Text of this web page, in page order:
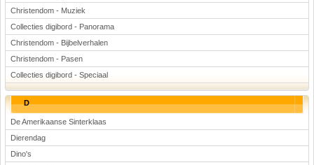
Christendom - Muziek
Collecties digibord - Panorama
Christendom - Bijbelverhalen
Christendom - Pasen
Collecties digibord - Speciaal
D
De Amerikaanse Sinterklaas
Dierendag
Dino's